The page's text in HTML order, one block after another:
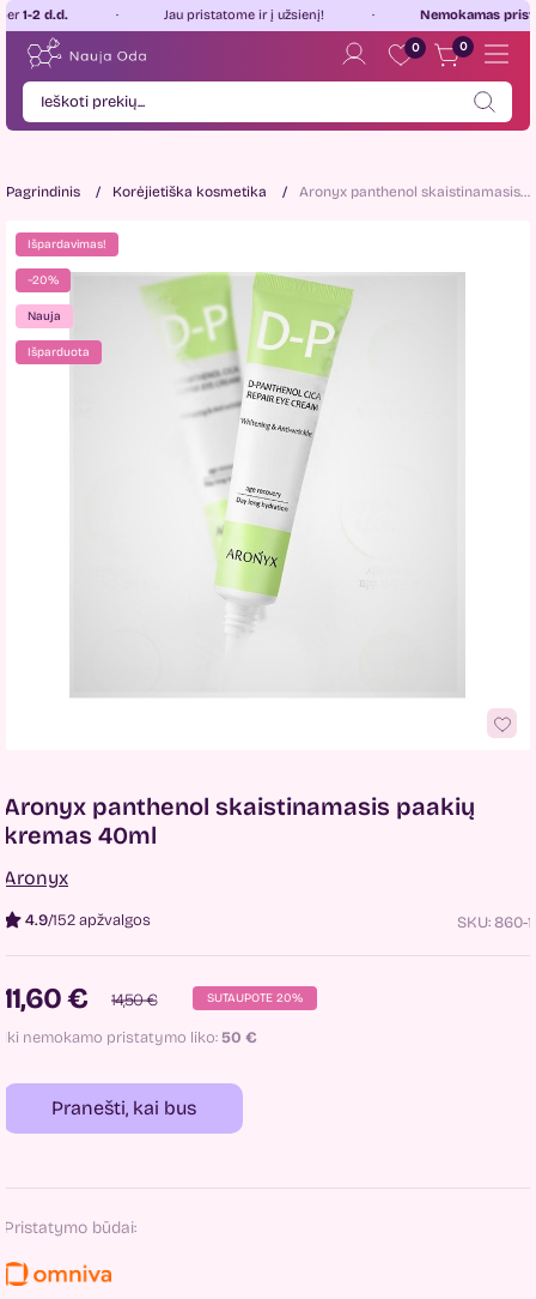
d.d. Jau pristatome ir į užsienį! Nemokamas
0 0
Pagrindinis Korėjietiška kosmetika Aronyx panthenol skaistinamasis paakių kremas 40ml
Išpardavimas!
−20%
Nauja
Išparduota
Aronyx panthenol skaistinamasis paakių
kremas 40ml
Aronyx
4.9/152 apžvalgos SKU: 860-1
11,60 € 14,50 € SUTAUPOTE 20%
Iki nemokamo pristatymo liko:50 €
Pranešti, kai bus
Pristatymo būdai: